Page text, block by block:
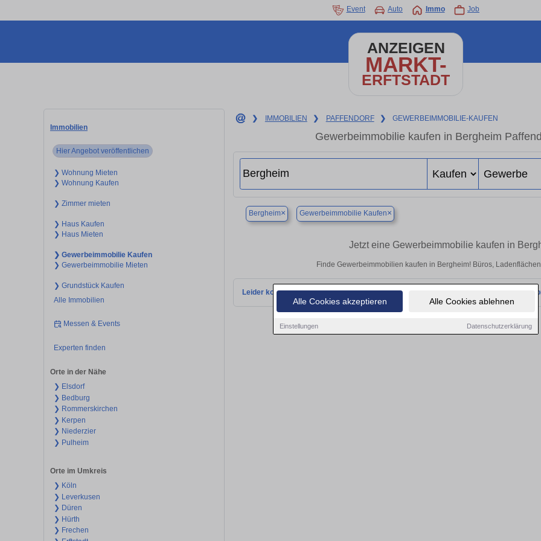
Alle Cookies akzeptieren Alle Cookies ablehnen
Einstellungen Datenschutzerklärung
Event Auto Immo Job
ANZEIGEN
MARKT-
ERFTSTADT
Immobilien
Hier Angebot veröffentlichen
❯ Wohnung Mieten
❯ Wohnung Kaufen
❯ Zimmer mieten
❯ Haus Kaufen
❯ Haus Mieten
❯ Gewerbeimmobilie Kaufen
❯ Gewerbeimmobilie Mieten
❯ Grundstück Kaufen
Alle Immobilien
Messen & Events
Experten finden
Orte in der Nähe
❯ Elsdorf
❯ Bedburg
❯ Rommerskirchen
❯ Kerpen
❯ Niederzier
❯ Pulheim
Orte im Umkreis
❯ Köln
❯ Leverkusen
❯ Düren
❯ Hürth
❯ Frechen
❯ IMMOBILIEN ❯ PAFFENDORF ❯ GEWERBEIMMOBILIE-KAUFEN
Gewerbeimmobilie kaufen in Bergheim
Bergheim× Gewerbeimmobilie Kaufen×
Jetzt eine Gewerbeimmobilie kaufen in
Finde Gewerbeimmobilien kaufen in Bergheim! Büros,
Leider konnten wir derzeit keine passenden Objekte finden. Schauen Sie bald wieder